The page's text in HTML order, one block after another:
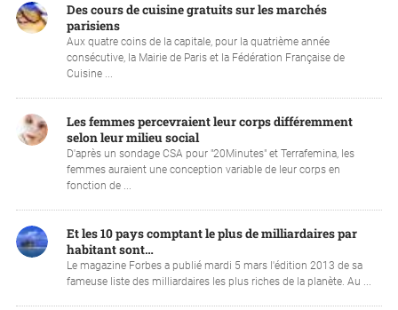
Des cours de cuisine gratuits sur les marchés
parisiens
Aux quatre coins de la capitale, pour la quatrième année
consécutive, la Mairie de Paris et la Fédération Française de
Cuisine ...
Les femmes percevraient leur corps différemment
selon leur milieu social
D'après un sondage CSA pour "20Minutes" et Terrafemina, les
femmes auraient une conception variable de leur corps en
fonction de ...
Et les 10 pays comptant le plus de milliardaires par
habitant sont…
Le magazine Forbes a publié mardi 5 mars l'édition 2013 de sa
fameuse liste des milliardaires les plus riches de la planète. Au ...